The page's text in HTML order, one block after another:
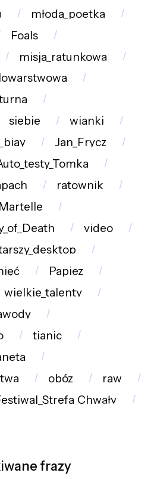
młoda_poetka
Foals
misja_ratunkowa
siebie
wianki
Jan_Frycz
ratownik
video
Papiez
wielkie_talenty
tianic
obóz
raw
frazy